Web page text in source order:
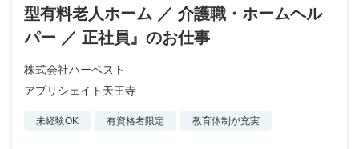
型有料老人ホーム ／ 介護職・ホームヘル
パー ／ 正社員』のお仕事
株式会社ハーベスト
アプリシェイト天王寺
未経験OK 有資格者限定 教育体制が充実